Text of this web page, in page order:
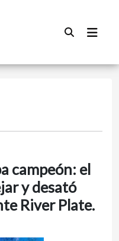
campeón: el
y desató
River Plate.